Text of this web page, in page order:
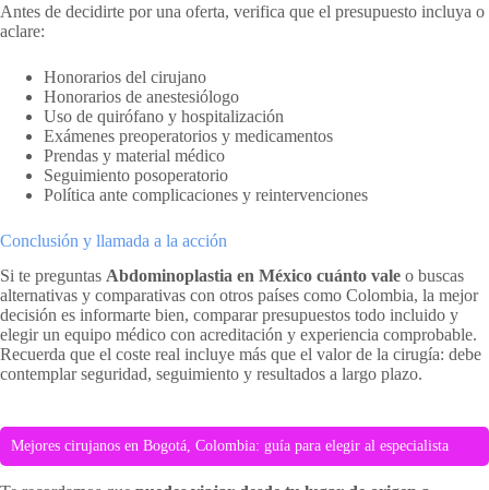
Antes de decidirte por una oferta, verifica que el presupuesto incluya o
aclare:
Honorarios del cirujano
Honorarios de anestesiólogo
Uso de quirófano y hospitalización
Exámenes preoperatorios y medicamentos
Prendas y material médico
Seguimiento posoperatorio
Política ante complicaciones y reintervenciones
Conclusión y llamada a la acción
Si te preguntas Abdominoplastia en México cuánto vale o buscas
alternativas y comparativas con otros países como Colombia, la mejor
decisión es informarte bien, comparar presupuestos todo incluido y
elegir un equipo médico con acreditación y experiencia comprobable.
Recuerda que el coste real incluye más que el valor de la cirugía: debe
contemplar seguridad, seguimiento y resultados a largo plazo.
Mejores cirujanos en Bogotá, Colombia: guía para elegir al especialista